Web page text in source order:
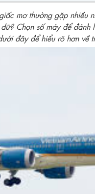
mơ thường gặp nhiều
Chọn số máy để đánh
đây để hiểu rõ hơn về